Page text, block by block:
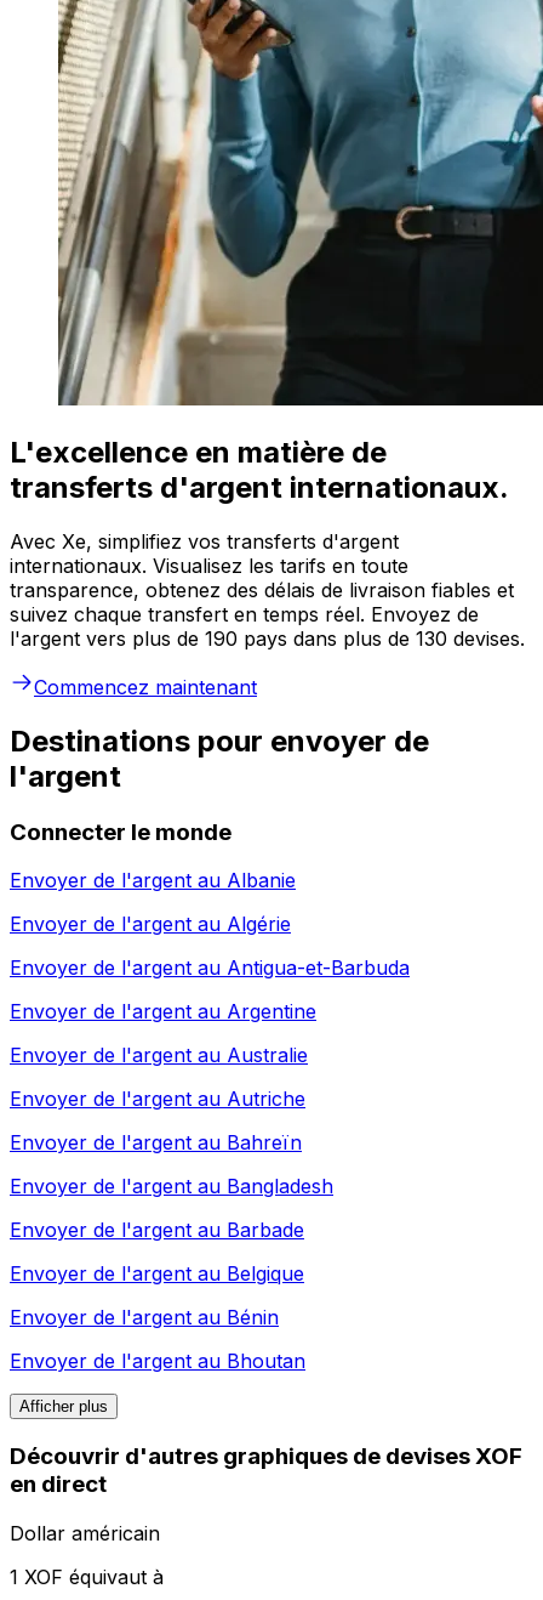
L'excellence en matière de
transferts d'argent internationaux.
Avec Xe, simplifiez vos transferts d'argent
internationaux. Visualisez les tarifs en toute
transparence, obtenez des délais de livraison fiables et
suivez chaque transfert en temps réel. Envoyez de
l'argent vers plus de 190 pays dans plus de 130 devises.
Commencez maintenant
Destinations pour envoyer de
l'argent
Connecter le monde
Envoyer de l'argent au Albanie
Envoyer de l'argent au Algérie
Envoyer de l'argent au Antigua-et-Barbuda
Envoyer de l'argent au Argentine
Envoyer de l'argent au Australie
Envoyer de l'argent au Autriche
Envoyer de l'argent au Bahreïn
Envoyer de l'argent au Bangladesh
Envoyer de l'argent au Barbade
Envoyer de l'argent au Belgique
Envoyer de l'argent au Bénin
Envoyer de l'argent au Bhoutan
Afficher plus
Découvrir d'autres graphiques de devises XOF
en direct
Dollar américain
1 XOF équivaut à